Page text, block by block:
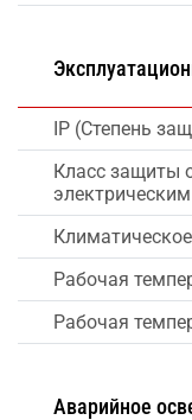
IP (Степень
Класс защиты
Рабочая
Рабочая
Аварийное